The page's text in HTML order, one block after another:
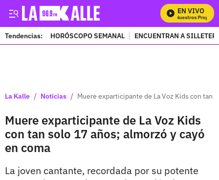
EN VIVO
Mira Todos Nuestros Programas
Tendencias: HORÓSCOPO SEMANAL ENCUENTRAN A
La Kalle / Noticias / Muere exparticipante de La Voz Kids con tan
Muere exparticipante de La Voz Kids
con tan solo 17 años; almorzó y cayó
en coma
La joven cantante, recordada por su potente